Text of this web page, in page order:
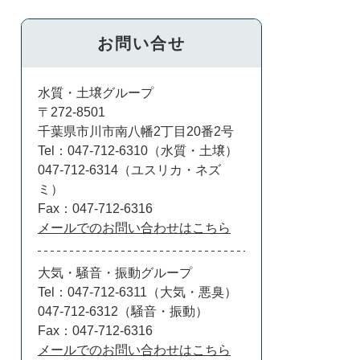
お問い合せ
水質・土壌グループ
〒272-8501
千葉県市川市南八幡2丁目20番2号
Tel：047-712-6310（水質・土壌）
047-712-6314（ユスリカ・ネズ
ミ）
Fax：047-712-6316
メールでのお問い合わせはこちら
大気・騒音・振動グループ
Tel：047-712-6311（大気・悪臭）
047-712-6312（騒音・振動）
Fax：047-712-6316
メールでのお問い合わせはこちら